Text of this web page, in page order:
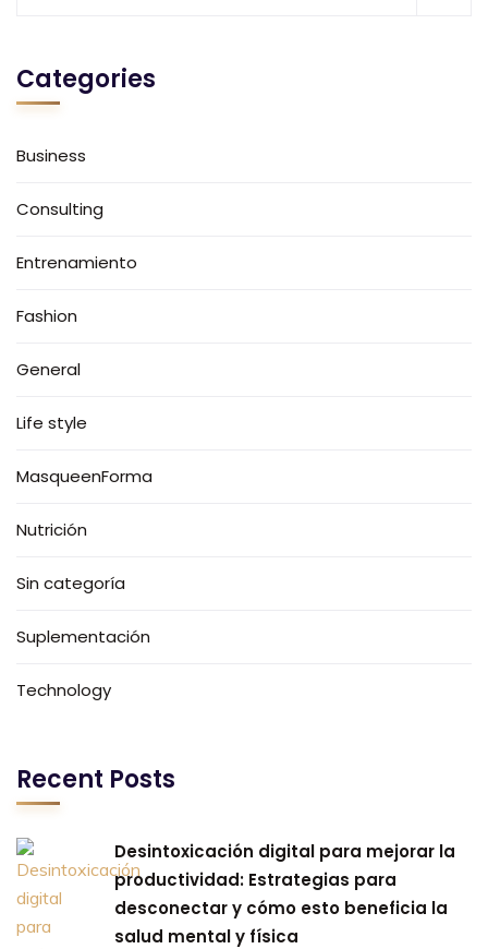
Categories
Business
Consulting
Entrenamiento
Fashion
General
Life style
MasqueenForma
Nutrición
Sin categoría
Suplementación
Technology
Recent Posts
Desintoxicación digital para mejorar la
productividad: Estrategias para
desconectar y cómo esto beneficia la
salud mental y física